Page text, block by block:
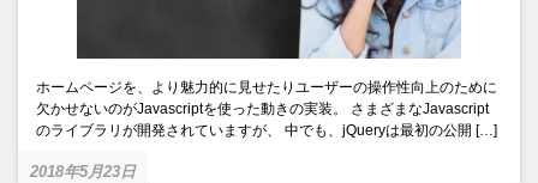
ホームページを、より魅力的に見せたりユーザーの操作性向上のために
欠かせないのがJavascriptを使った動きの実装。 さまざまなJavascript
のライブラリが開発されていますが、 中でも、jQueryは最初の公開 […]
2018年5月23日